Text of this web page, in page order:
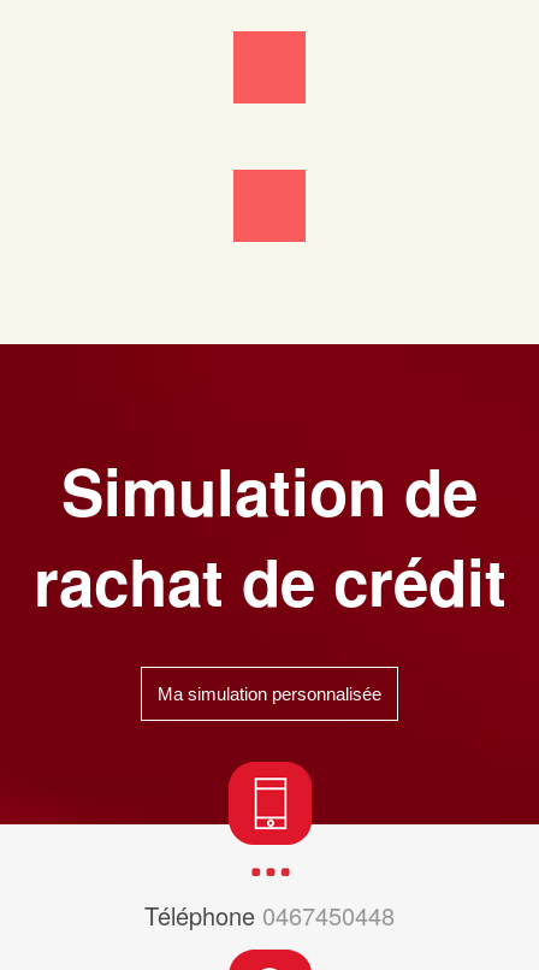
Simulation de
rachat de crédit
Ma simulation personnalisée
Téléphone 0467450448